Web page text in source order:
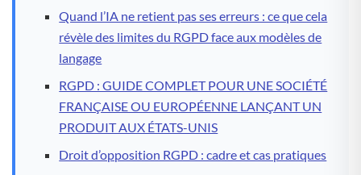
Quand l’IA ne retient pas ses erreurs : ce que cela
révèle des limites du RGPD face aux modèles de
langage
RGPD : GUIDE COMPLET POUR UNE SOCIÉTÉ
FRANÇAISE OU EUROPÉENNE LANÇANT UN
PRODUIT AUX ÉTATS-UNIS
Droit d’opposition RGPD : cadre et cas pratiques